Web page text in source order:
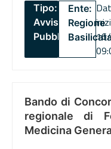
Tipo:
Avviso
Pubblico
Ente:
Regione
Bando di
regionale di
Medicina